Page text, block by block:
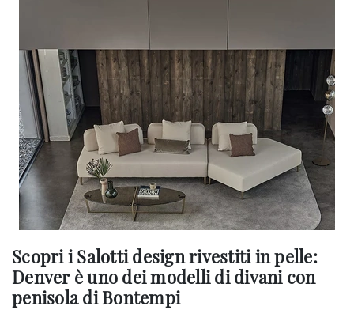
Scopri i Salotti design rivestiti in pelle:
Denver è uno dei modelli di divani con
penisola di Bontempi